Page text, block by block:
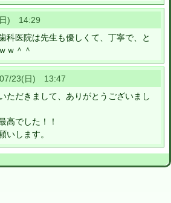
) 14:29
医院は先生も優しくて、丁寧で、と
ｗ＾＾
23(日) 13:47
ただきまして、ありがとうございまし
高でした！！
いします。